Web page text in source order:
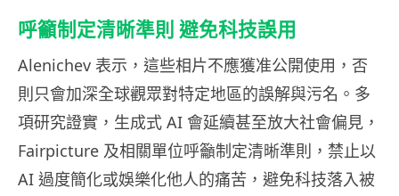
呼籲制定清晰準則 避免科技誤用
Alenichev 表示，這些相片不應獲准公開使用，否
則只會加深全球觀眾對特定地區的誤解與污名。多
項研究證實，生成式 AI 會延續甚至放大社會偏見，
Fairpicture 及相關單位呼籲制定清晰準則，禁止以
AI 過度簡化或娛樂化他人的痛苦，避免科技落入被